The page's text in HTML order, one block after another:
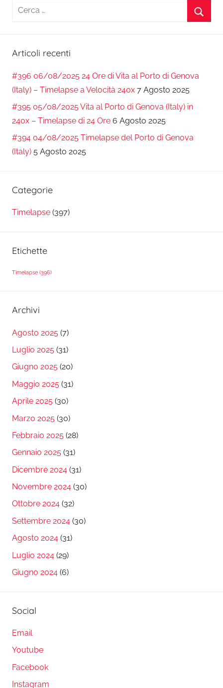
Ricerca
Articoli recenti
#396 06/08/2025 24 Ore di Vita al Porto di Genova
(Italy) – Timelapse a Velocità 240x 7 Agosto 2025
#395 05/08/2025 Vita al Porto di Genova (Italy) in
240x – Timelapse di 24 Ore 6 Agosto 2025
#394 04/08/2025 Timelapse del Porto di Genova
(Italy) 5 Agosto 2025
Categorie
Timelapse (397)
Etichette
Timelapse (396)
Archivi
Agosto 2025 (7)
Luglio 2025 (31)
Giugno 2025 (20)
Maggio 2025 (31)
Aprile 2025 (30)
Marzo 2025 (30)
Febbraio 2025 (28)
Gennaio 2025 (31)
Dicembre 2024 (31)
Novembre 2024 (30)
Ottobre 2024 (32)
Settembre 2024 (30)
Agosto 2024 (31)
Luglio 2024 (29)
Giugno 2024 (6)
Social
Email
Youtube
Facebook
Instagram